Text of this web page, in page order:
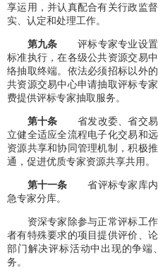
享运用，并认真配合有关行政监
实、认定和处理工作。
第九条 评标专家专业设
标准执行，在各级公共资源交易
络抽取终端。依法必须招标以外
共资源交易中心申请抽取评标专
费提供评标专家抽取服务。
第十条 省发改委、省交
立健全适应全流程电子化交易和
资源共享和协同管理机制，积极
通，促进优质专家资源共享共用。
第十一条省评标专家库
急专家分库。
资深专家除参与正常评标工作
者有特殊要求的项目提供评价、
部门解决评标活动中出现的争端
务。